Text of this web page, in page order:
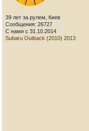
39 лет за рулем, Киев
Сообщения: 26727
С нами с 31.10.2014
Subaru Outback (2010) 2013